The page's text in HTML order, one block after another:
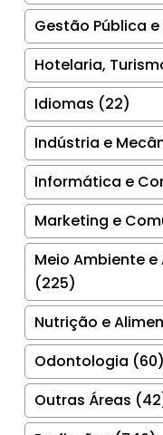
Gestão Pública e
Hotelaria,
Idiomas (22)
Indústria e
Informática e
Marketing e
Meio Ambiente
(225)
Nutrição e
Odontologia (60)
Outras Áreas